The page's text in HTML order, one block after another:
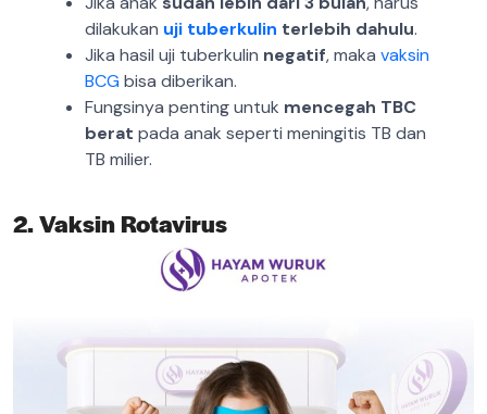
dilakukan uji tuberkulin terlebih dahulu.
Jika hasil uji tuberkulin negatif, maka vaksin
BCG bisa diberikan.
Fungsinya penting untuk mencegah TBC
berat pada anak seperti meningitis TB dan
TB milier.
2. Vaksin Rotavirus